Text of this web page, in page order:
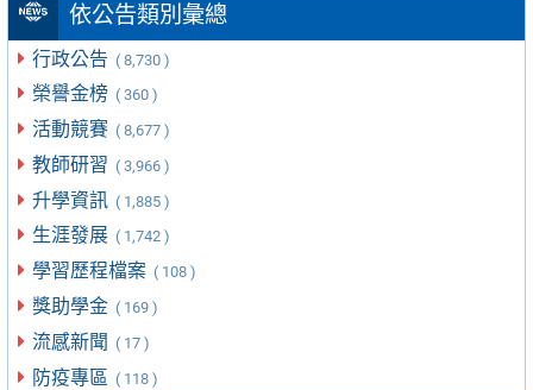
依公告類別彙總
行政公告 ( 8,730 )
榮譽金榜 ( 360 )
活動競賽 ( 8,677 )
教師研習 ( 3,966 )
升學資訊 ( 1,885 )
生涯發展 ( 1,742 )
學習歷程檔案 ( 108 )
獎助學金 ( 169 )
流感新聞 ( 17 )
防疫專區 ( 118 )